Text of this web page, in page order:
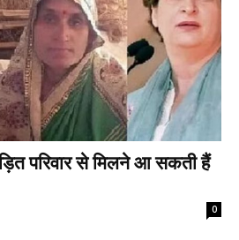
परिवार से मिलने आ सकती हैं
0